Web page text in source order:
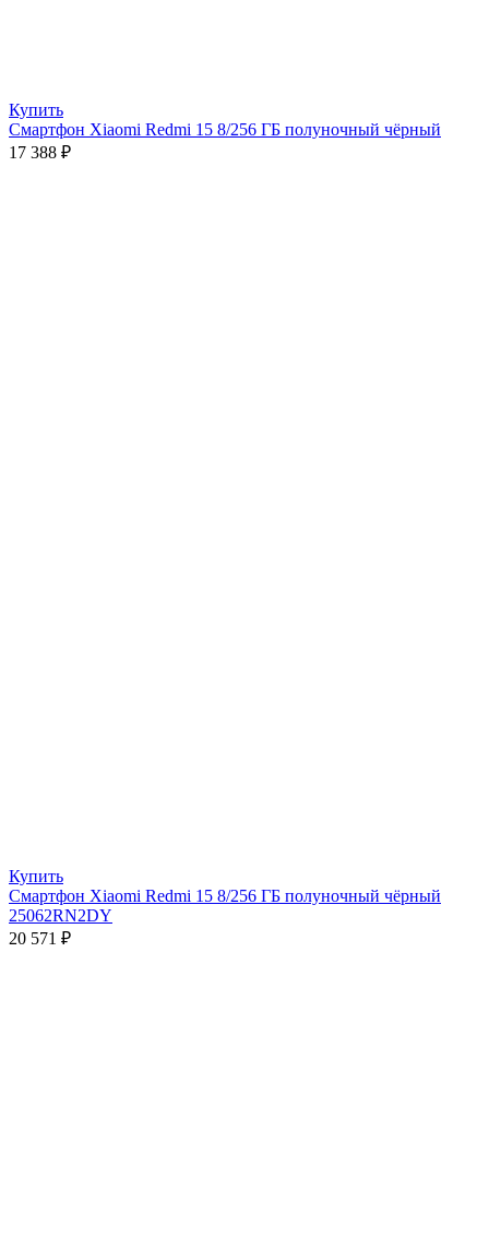
Купить
Смартфон Xiaomi Redmi 15 8/256 ГБ полуночный чёрный
17 388 ₽
Купить
Смартфон Xiaomi Redmi 15 8/256 ГБ полуночный чёрный
25062RN2DY
20 571 ₽